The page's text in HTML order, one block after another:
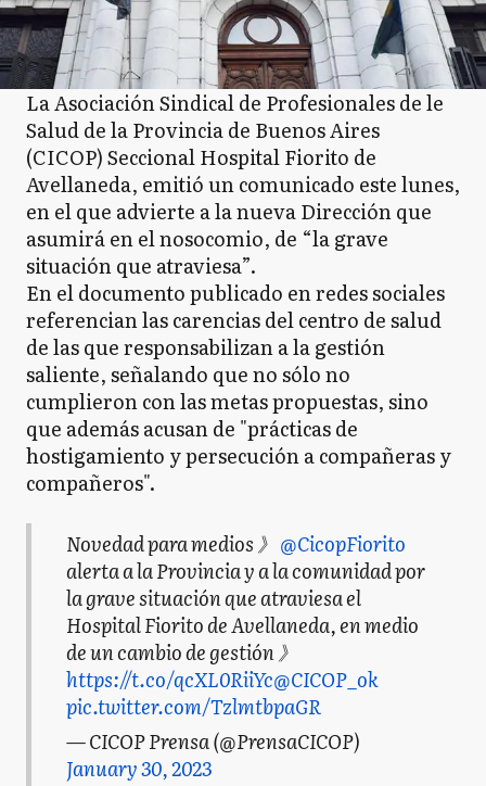
La Asociación Sindical de Profesionales de le
Salud de la Provincia de Buenos Aires
(CICOP) Seccional Hospital Fiorito de
Avellaneda, emitió un comunicado este lunes,
en el que advierte a la nueva Dirección que
asumirá en el nosocomio, de “la grave
situación que atraviesa”.
En el documento publicado en redes sociales
referencian las carencias del centro de salud
de las que responsabilizan a la gestión
saliente, señalando que no sólo no
cumplieron con las metas propuestas, sino
que además acusan de "prácticas de
hostigamiento y persecución a compañeras y
compañeros".
Novedad para medios 》 @CicopFiorito
alerta a la Provincia y a la comunidad por
la grave situación que atraviesa el
Hospital Fiorito de Avellaneda, en medio
de un cambio de gestión 》
https://t.co/qcXL0RiiYc@CICOP_ok
pic.twitter.com/TzlmtbpaGR
— CICOP Prensa (@PrensaCICOP)
January 30, 2023